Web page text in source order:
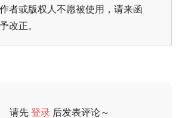
者或版权人不愿被使用，请来函
改正。
请先登录 后发表评论～